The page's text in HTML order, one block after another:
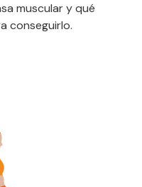
muscular y qué
conseguirlo.